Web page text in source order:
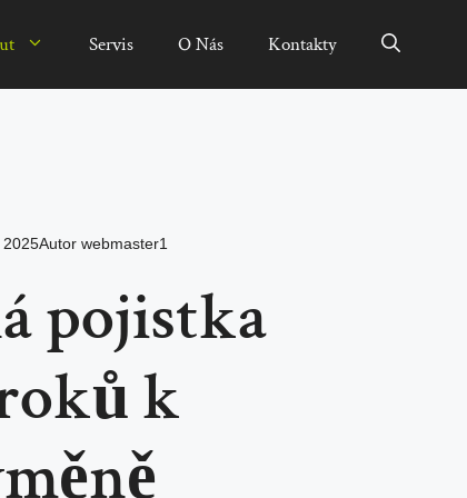
Servis O Nás Kontakty
Autor webmaster1
pojistka
k